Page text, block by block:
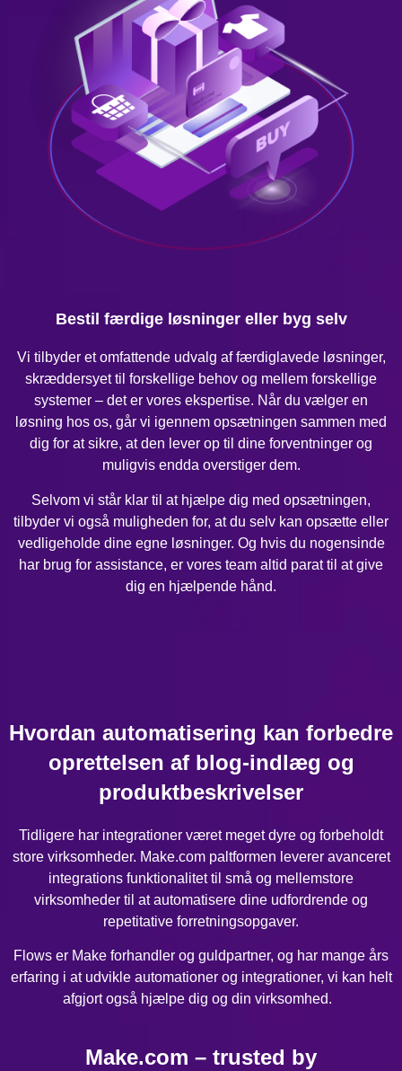
Bestil færdige løsninger eller byg selv
Vi tilbyder et omfattende udvalg af færdiglavede løsninger,
skræddersyet til forskellige behov og mellem forskellige
systemer – det er vores ekspertise. Når du vælger en
løsning hos os, går vi igennem opsætningen sammen med
dig for at sikre, at den lever op til dine forventninger og
muligvis endda overstiger dem.
Selvom vi står klar til at hjælpe dig med opsætningen,
tilbyder vi også muligheden for, at du selv kan opsætte eller
vedligeholde dine egne løsninger. Og hvis du nogensinde
har brug for assistance, er vores team altid parat til at give
dig en hjælpende hånd.
Hvordan automatisering kan forbedre
oprettelsen af blog-indlæg og
produktbeskrivelser
Tidligere har integrationer været meget dyre og forbeholdt
store virksomheder. Make.com paltformen leverer avanceret
integrations funktionalitet til små og mellemstore
virksomheder til at automatisere dine udfordrende og
repetitative forretningsopgaver.
Flows er Make forhandler og guldpartner, og har mange års
erfaring i at udvikle automationer og integrationer, vi kan helt
afgjort også hjælpe dig og din virksomhed.
Make.com – trusted by